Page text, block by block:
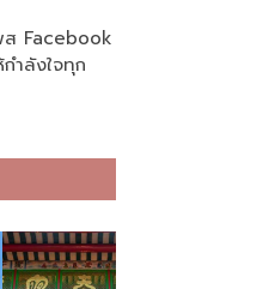
ส Facebook
ำลังใจทุก